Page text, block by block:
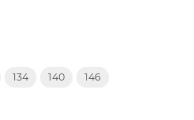
134 140 146